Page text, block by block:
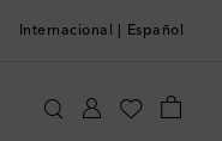
Internacional Español